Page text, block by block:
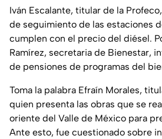
Iván Escalante, titular de la
de seguimiento de las estaciones
cumplen con el precio del diésel.
Ramírez, secretaria de Bienestar,
de pensiones de programas del
Toma la palabra Efraín Morales,
quien presenta las obras que se
oriente del Valle de México para
Ante esto, fue cuestionado sobre